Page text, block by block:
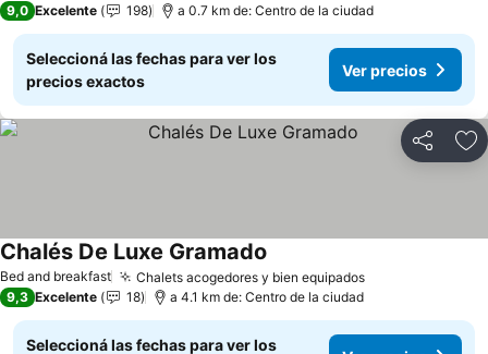
9,0 Excelente 198 a 0.7 km de: Centro de la ciudad
Seleccioná las fechas para ver los
precios exactos
Ver precios
Compartir
Bed and breakfast Chalets acogedores y bien equipados
Chalés De Luxe Gramado
9,3 Excelente 18 a 4.1 km de: Centro de la ciudad
Seleccioná las fechas para ver los